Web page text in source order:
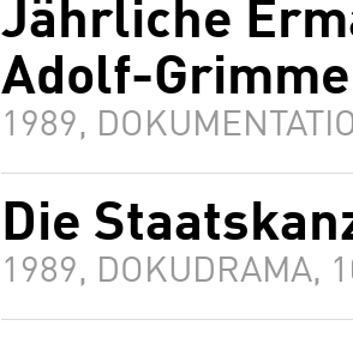
Jährliche
Adolf-
1989,
Die
1989, DOKUDRAMA,